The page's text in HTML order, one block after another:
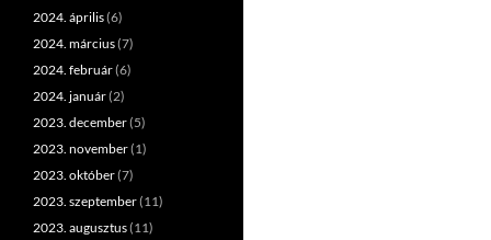
2024. április(6)
2024. március(7)
2024. február(6)
2024. január(2)
2023. december(5)
2023. november(1)
2023. október(7)
2023. szeptember(11)
2023. augusztus(11)